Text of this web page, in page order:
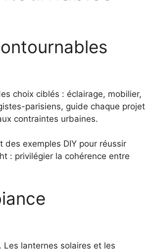
choix ciblés : éclairage, mobilier,
parisiens, guide chaque projet
contraintes urbaines.
exemples DIY pour réussir
: privilégier la cohérence entre
. Les lanternes solaires et les